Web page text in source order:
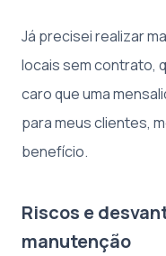
Já precisei realizar
locais sem contrato,
caro que uma
para meus clientes,
benefício.
Riscos e
manutenção